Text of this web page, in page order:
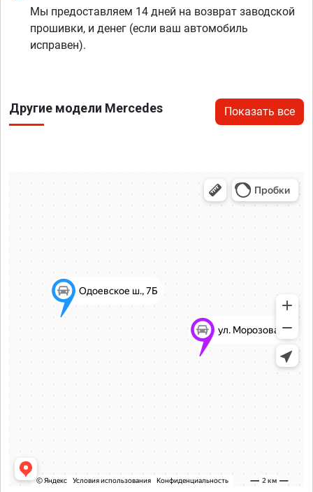
Мы предоставляем 14 дней на возврат заводской
прошивки, и денег (если ваш автомобиль
исправен).
Другие модели Mercedes Показать все